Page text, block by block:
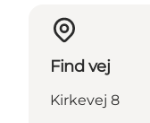
Find vej
Kirkevej 8